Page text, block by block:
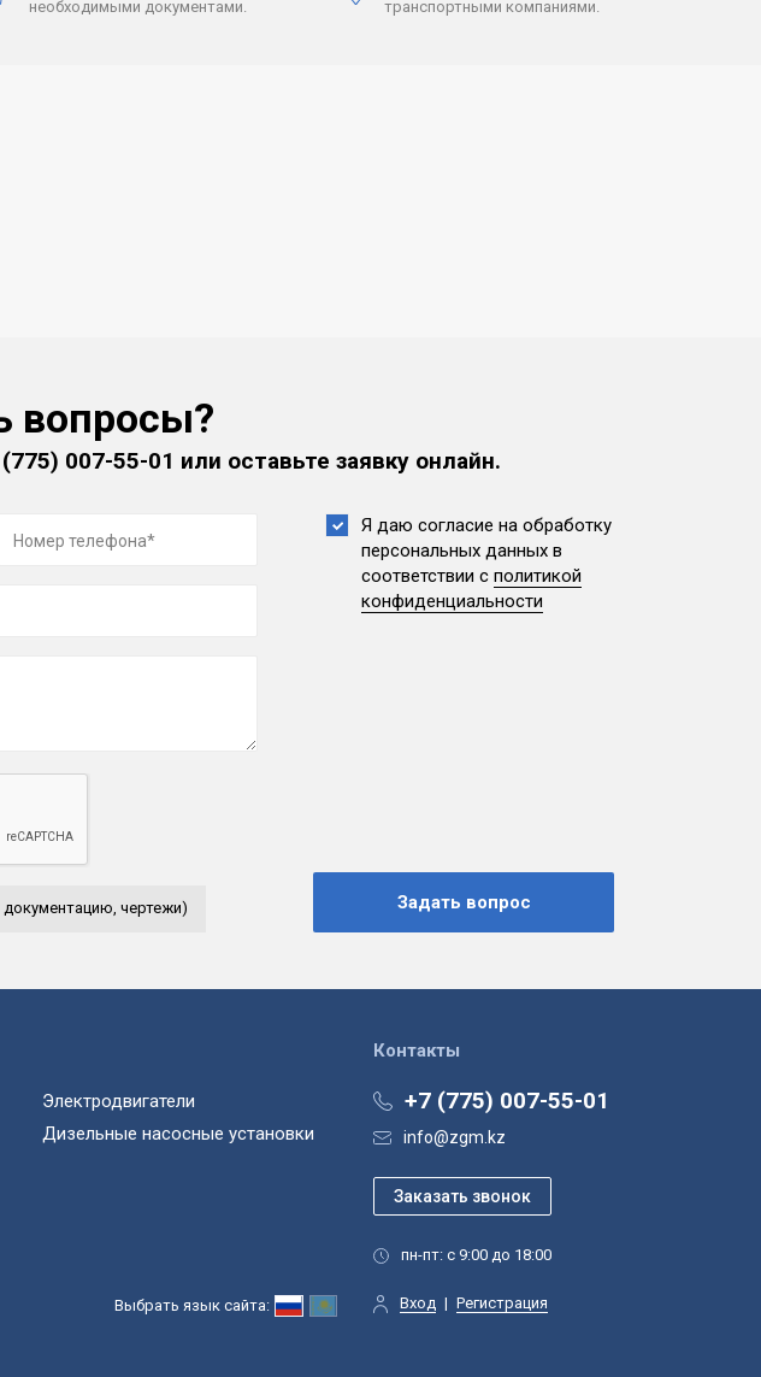
необходимыми документами.
транспортными компаниями.
вопросы?
007-55-01 или оставьте заявку онлайн.
чертежи)
Я даю согласие на обработку
персональных данных в
соответствии с политикой
конфиденциальности
Контакты
+7 (775) 007-55-01
info@zgm.kz
пн-пт: с 9:00 до 18:00
Вход | Регистрация
Выбрать язык сайта:
Электродвигатели
Дизельные насосные установки